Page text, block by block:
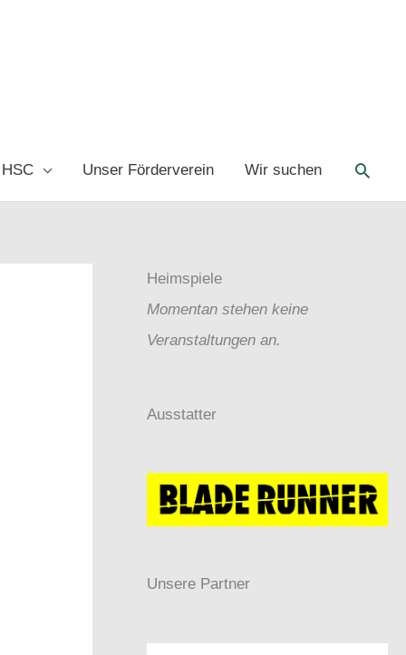
Unser Förderverein Wir suchen
Heimspiele
Momentan stehen keine
Veranstaltungen an.
Ausstatter
Unsere Partner